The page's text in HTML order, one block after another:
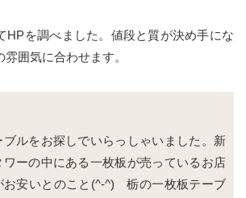
HPを調べました。値段と質が決め手にな
囲気に合わせます。
ルをお探しでいらっしゃいました。新
ーの中にある一枚板が売っているお店
お安いとのこと(^-^) 栃の一枚板テーブ